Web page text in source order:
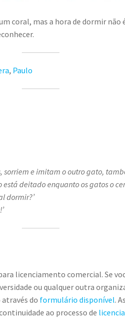
coral, mas a hora de dormir não
, Paulo
sorriem e imitam o outro gato,
deitado enquanto os gatos o
dormir?’
licenciamento comercial. Se
ou qualquer outra
do formulário disponível.
ao processo de